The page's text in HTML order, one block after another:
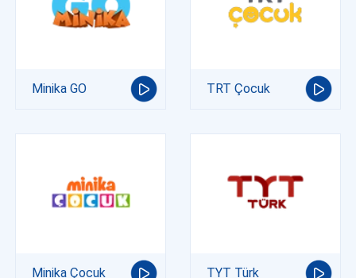
Minika GO TRT Çocuk
Minika Çocuk TYT Türk